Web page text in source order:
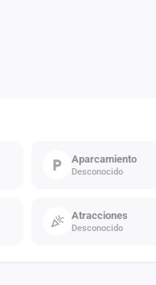
Aparcamiento
Desconocido
Atracciones
Desconocido